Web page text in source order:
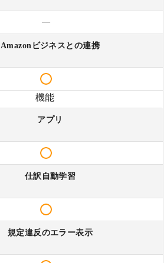
—
Amazonビジネスとの連携
機能
アプリ
仕訳自動学習
規定違反のエラー表示